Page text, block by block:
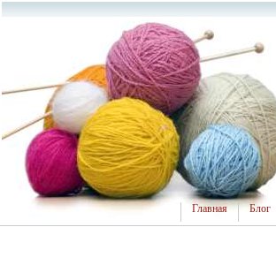
Главная Блог